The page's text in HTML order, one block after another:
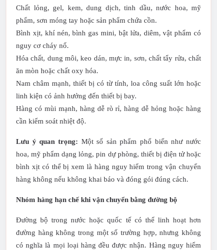
Chất lỏng, gel, kem, dung dịch, tinh dầu, nước hoa, mỹ
phẩm, sơn móng tay hoặc sản phẩm chứa cồn.
Bình xịt, khí nén, bình gas mini, bật lửa, diêm, vật phẩm có
nguy cơ cháy nổ.
Hóa chất, dung môi, keo dán, mực in, sơn, chất tẩy rửa, chất
ăn mòn hoặc chất oxy hóa.
Nam châm mạnh, thiết bị có từ tính, loa công suất lớn hoặc
linh kiện có ảnh hưởng đến thiết bị bay.
Hàng có mùi mạnh, hàng dễ rò rỉ, hàng dễ hỏng hoặc hàng
cần kiểm soát nhiệt độ.
Lưu ý quan trọng: Một số sản phẩm phổ biến như nước
hoa, mỹ phẩm dạng lỏng, pin dự phòng, thiết bị điện tử hoặc
bình xịt có thể bị xem là hàng nguy hiểm trong vận chuyển
hàng không nếu không khai báo và đóng gói đúng cách.
Nhóm hàng hạn chế khi vận chuyển bằng đường bộ
Đường bộ trong nước hoặc quốc tế có thể linh hoạt hơn
đường hàng không trong một số trường hợp, nhưng không
có nghĩa là mọi loại hàng đều được nhận. Hàng nguy hiểm